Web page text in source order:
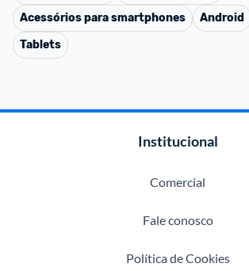
Acessórios para smartphones
Android
Tablets
Institucional
Comercial
Fale conosco
Política de Cookies